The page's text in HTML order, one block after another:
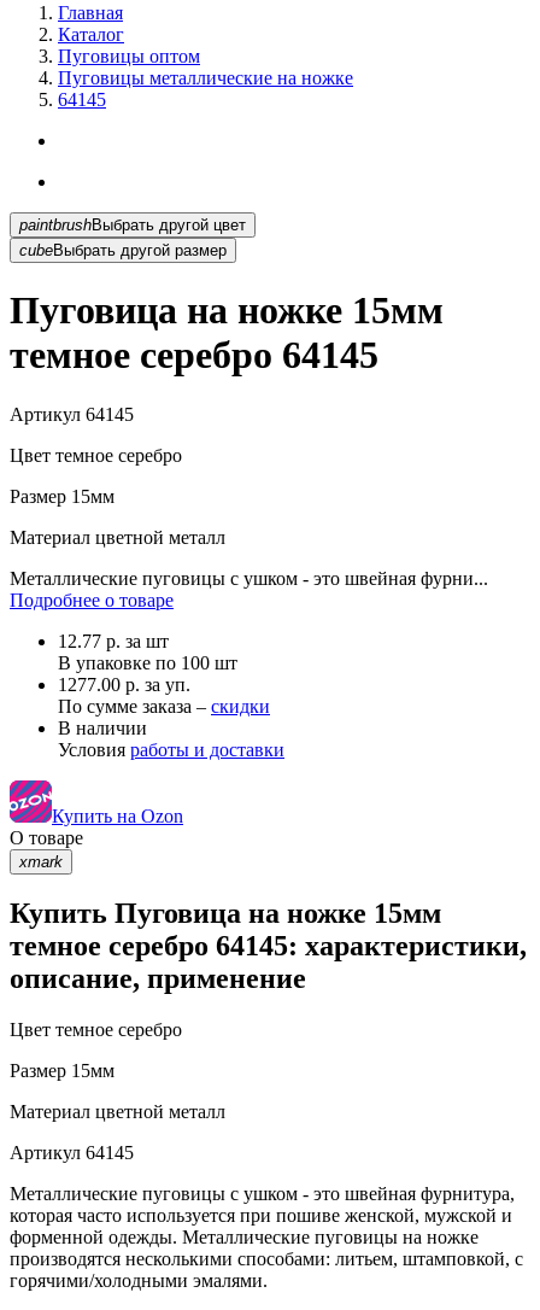
Главная
Каталог
Пуговицы оптом
Пуговицы металлические на ножке
64145
paintbrush
Выбрать другой цвет
cubeВыбрать другой размер
Пуговица на ножке 15мм
темное серебро 64145
Артикул 64145
Цвет темное серебро
Размер 15мм
Материал цветной металл
Металлические пуговицы с ушком - это швейная фурни...
Подробнее о товаре
12.77 р. за шт
В упаковке по 100 шт
1277.00 р. за уп.
По сумме заказа – скидки
В наличии
Условия работы и доставки
Купить на Ozon
О товаре
xmark
Купить Пуговица на ножке 15мм
темное серебро 64145: характеристики,
описание, применение
Цвет темное серебро
Размер 15мм
Материал цветной металл
Артикул 64145
Металлические пуговицы с ушком - это швейная фурнитура,
которая часто используется при пошиве женской, мужской и
форменной одежды. Металлические пуговицы на ножке
производятся несколькими способами: литьем, штамповкой, с
горячими/холодными эмалями.